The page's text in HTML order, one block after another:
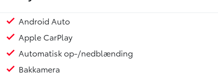
Android Auto
Apple CarPlay
Automatisk op-/nedblænding
Bakkamera
17" Alufælge
LED Baglygter
Mørktonede ruder bag
Regnsensor
Tågelygter
Højdejusterbart førersæde
Justerbart rat
Splitbagsæde
Stemmestyring
Isofix
Selestrammer
Skiltegenkendelse
Startspærre
Vejbaneassistent
Toyota Safety Sense
Toyota Connected Services
Start/stop-system
Skumringssensor
Ikke ryger
Fortsat fabriksgaranti
Ring for prøvetur
Automatisk nødbremsesystem
Automatisk nødopkald
Dæktrykssensor